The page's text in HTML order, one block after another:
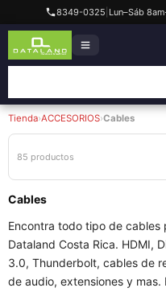
8349-0325 Lun–Sáb
Tienda›ACCESORIOS›Cables
85 productos
Cables
Encontra todo tipo de
Dataland Costa Rica. HDMI,
3.0, Thunderbolt, cables de
de audio, extensiones y